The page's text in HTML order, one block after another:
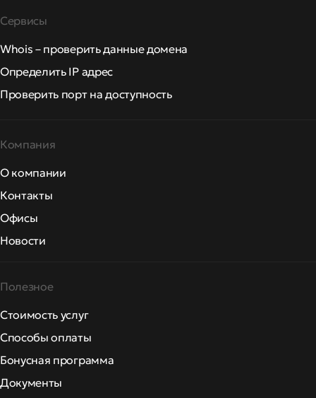
Сервисы
Whois – проверить данные домена
Определить IP адрес
Проверить порт на доступность
Компания
О компании
Контакты
Офисы
Новости
Полезное
Стоимость услуг
Способы оплаты
Бонусная программа
Документы